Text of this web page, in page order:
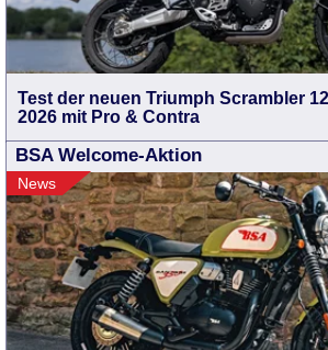
Test der neuen Triumph Scrambler
2026 mit Pro & Contra
BSA Welcome-Aktion
News